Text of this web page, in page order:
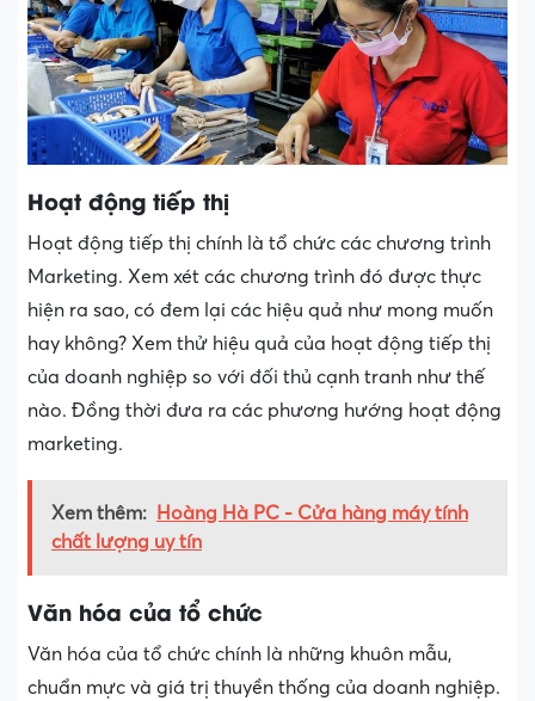
Hoạt động tiếp thị
Hoạt động tiếp thị chính là tổ chức các chương trình
Marketing. Xem xét các chương trình đó được thực
hiện ra sao, có đem lại các hiệu quả như mong muốn
hay không? Xem thử hiệu quả của hoạt động tiếp thị
của doanh nghiệp so với đối thủ cạnh tranh như thế
nào. Đồng thời đưa ra các phương hướng hoạt động
marketing.
Xem thêm:
Hoàng Hà PC - Cửa hàng máy tính
chất lượng uy tín
Văn hóa của tổ chức
Văn hóa của tổ chức chính là những khuôn mẫu,
chuẩn mực và giá trị thuyền thống của doanh nghiệp.